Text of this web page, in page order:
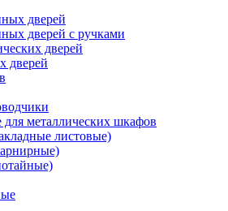
дверей
дверей с ручками
дверей
дверей
металлических шкафов
листовые)